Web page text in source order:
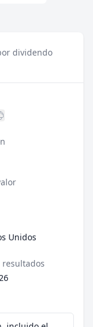
dividendo
Unidos
resultados